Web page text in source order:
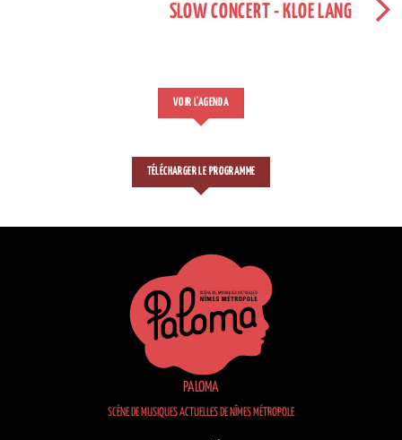
SLOW CONCERT - KLOE LANG
VOIR L'AGENDA
TÉLÉCHARGER LE PROGRAMME
PALOMA
SCÈNE DE MUSIQUES ACTUELLES DE NÎMES MÉTROPOLE